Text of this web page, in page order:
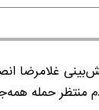
غلامرضا
منتظر حمله